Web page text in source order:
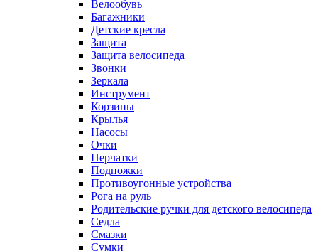
Велообувь
Багажники
Детские кресла
Защита
Защита велосипеда
Звонки
Зеркала
Инструмент
Корзины
Крылья
Насосы
Очки
Перчатки
Подножки
Противоугонные устройства
Рога на руль
Родительские ручки для детского велосипеда
Седла
Смазки
Сумки